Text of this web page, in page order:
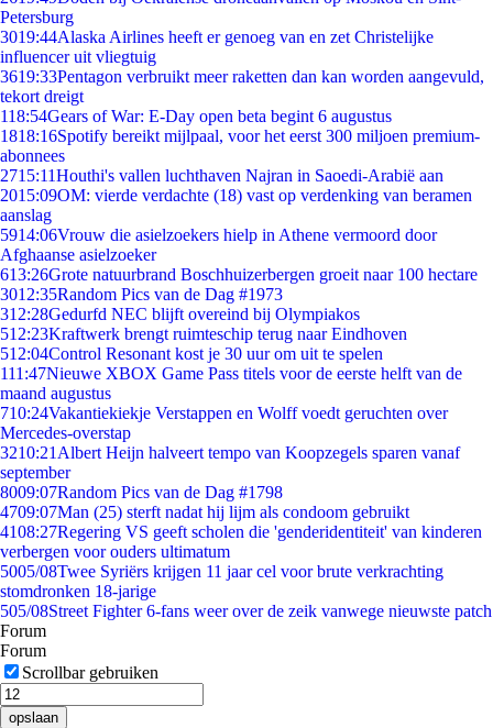
Petersburg
3019:44Alaska Airlines heeft er genoeg van en zet Christelijke
influencer uit vliegtuig
3619:33Pentagon verbruikt meer raketten dan kan worden aangevuld,
tekort dreigt
118:54Gears of War: E-Day open beta begint 6 augustus
1818:16Spotify bereikt mijlpaal, voor het eerst 300 miljoen premium-
abonnees
2715:11Houthi's vallen luchthaven Najran in Saoedi-Arabië aan
2015:09OM: vierde verdachte (18) vast op verdenking van beramen
aanslag
5914:06Vrouw die asielzoekers hielp in Athene vermoord door
Afghaanse asielzoeker
613:26Grote natuurbrand Boschhuizerbergen groeit naar 100 hectare
3012:35Random Pics van de Dag #1973
312:28Gedurfd NEC blijft overeind bij Olympiakos
512:23Kraftwerk brengt ruimteschip terug naar Eindhoven
512:04Control Resonant kost je 30 uur om uit te spelen
111:47Nieuwe XBOX Game Pass titels voor de eerste helft van de
maand augustus
710:24Vakantiekiekje Verstappen en Wolff voedt geruchten over
Mercedes-overstap
3210:21 Albert Heijn halveert tempo van Koopzegels sparen vanaf
september
8009:07Random Pics van de Dag #1798
4709:07Man (25) sterft nadat hij lijm als condoom gebruikt
4108:27Regering VS geeft scholen die 'genderidentiteit' van kinderen
verbergen voor ouders ultimatum
5005/08Twee Syriërs krijgen 11 jaar cel voor brute verkrachting
stomdronken 18-jarige
505/08Street Fighter 6-fans weer over de zeik vanwege nieuwste patch
Forum
Forum
Scrollbar gebruiken
opslaan